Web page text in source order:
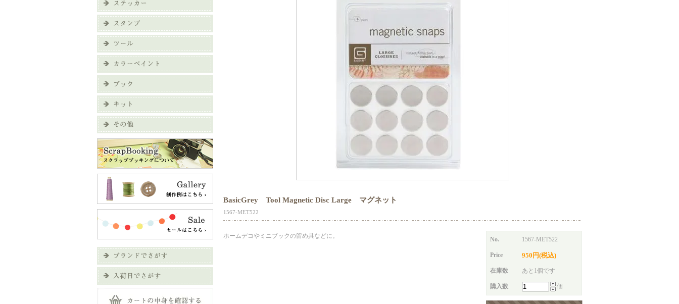
BasicGrey Tool Magnetic Disc Large マグネット
1567-MET522
ホームデコやミニブックの留め具などに。 No. 1567-MET522
Price 950円(税込)
在庫数 あと1個です
購入数 個